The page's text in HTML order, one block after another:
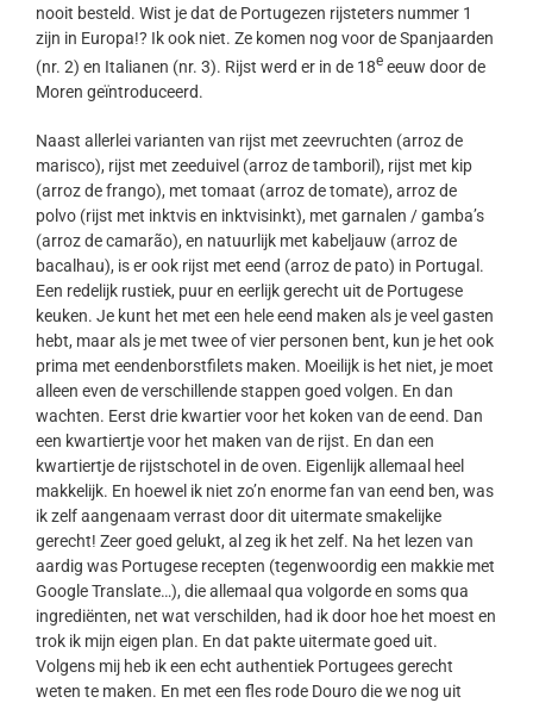
nooit besteld. Wist je dat de Portugezen rijsteters nummer 1
zijn in Europa!? Ik ook niet. Ze komen nog voor de Spanjaarden
(nr. 2) en Italianen (nr. 3). Rijst werd er in de 18eeeuw door de
Moren geïntroduceerd.
Naast allerlei varianten van rijst met zeevruchten (arroz de
marisco), rijst met zeeduivel (arroz de tamboril), rijst met kip
(arroz de frango), met tomaat (arroz de tomate), arroz de
polvo (rijst met inktvis en inktvisinkt), met garnalen / gamba’s
(arroz de camarão), en natuurlijk met kabeljauw (arroz de
bacalhau), is er ook rijst met eend (arroz de pato) in Portugal.
Een redelijk rustiek, puur en eerlijk gerecht uit de Portugese
keuken. Je kunt het met een hele eend maken als je veel gasten
hebt, maar als je met twee of vier personen bent, kun je het ook
prima met eendenborstfilets maken. Moeilijk is het niet, je moet
alleen even de verschillende stappen goed volgen. En dan
wachten. Eerst drie kwartier voor het koken van de eend. Dan
een kwartiertje voor het maken van de rijst. En dan een
kwartiertje de rijstschotel in de oven. Eigenlijk allemaal heel
makkelijk. En hoewel ik niet zo’n enorme fan van eend ben, was
ik zelf aangenaam verrast door dit uitermate smakelijke
gerecht! Zeer goed gelukt, al zeg ik het zelf. Na het lezen van
aardig was Portugese recepten (tegenwoordig een makkie met
Google Translate…), die allemaal qua volgorde en soms qua
ingrediënten, net wat verschilden, had ik door hoe het moest en
trok ik mijn eigen plan. En dat pakte uitermate goed uit.
Volgens mij heb ik een echt authentiek Portugees gerecht
weten te maken. En met een fles rode Douro die we nog uit